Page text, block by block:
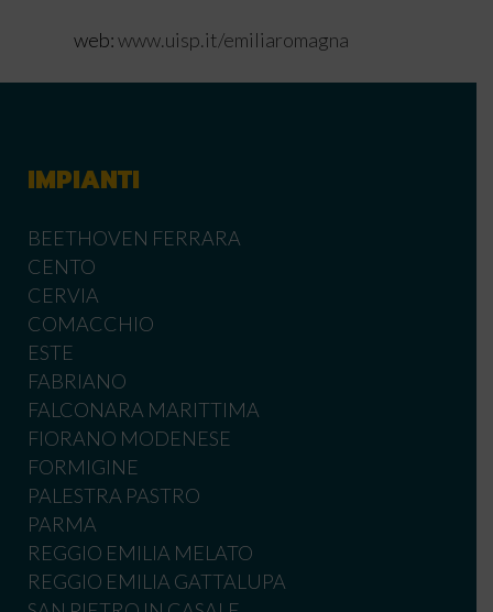
web:www.uisp.it/emiliaromagna
IMPIANTI
BEETHOVEN FERRARA
CENTO
CERVIA
COMACCHIO
ESTE
FABRIANO
FALCONARA MARITTIMA
FIORANO MODENESE
FORMIGINE
PALESTRA PASTRO
PARMA
REGGIO EMILIA MELATO
REGGIO EMILIA GATTALUPA